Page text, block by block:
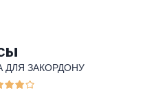
ДЛЯ ЗАКОРДОНУ